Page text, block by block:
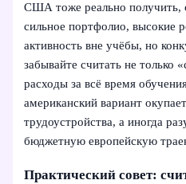
США тоже реально получить,
сильное портфолио, высокие
активность вне учёбы, но
забывайте считать не только
расходы за всё время
американский вариант
трудоустройства, а иногда
бюджетную европейскую
Практический совет: